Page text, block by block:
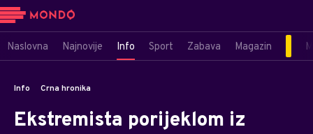
Naslovna Najnovije Info Sport Zabava Magazin
Info Crna hronika
Ekstremista porijeklom iz